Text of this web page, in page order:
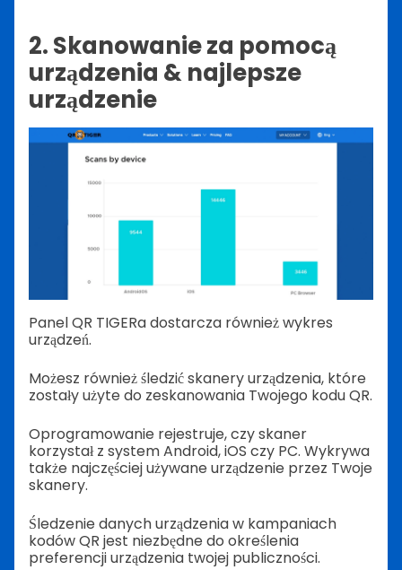
2. Skanowanie za pomocą
urządzenia & najlepsze
urządzenie
Panel QR TIGERa dostarcza również wykres
urządzeń.
Możesz również śledzić skanery urządzenia, które
zostały użyte do zeskanowania Twojego kodu QR.
Oprogramowanie rejestruje, czy skaner
korzystał z system Android, iOS czy PC. Wykrywa
także najczęściej używane urządzenie przez Twoje
skanery.
Śledzenie danych urządzenia w kampaniach
kodów QR jest niezbędne do określenia
preferencji urządzenia twojej publiczności.